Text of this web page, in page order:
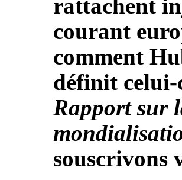
rattachent
courant
comment
définit
Rapport sur
souscrivons